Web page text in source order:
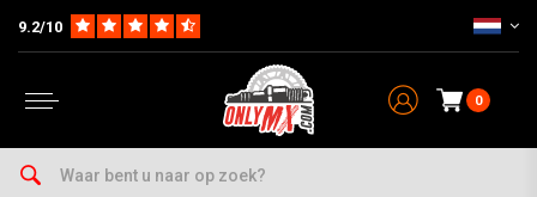
9.2/10
0